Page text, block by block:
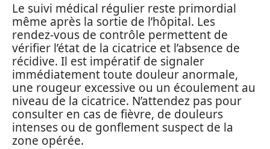
Le suivi médical régulier reste primordial
même après la sortie de l’hôpital. Les
rendez-vous de contrôle permettent de
vérifier l’état de la cicatrice et l’absence de
récidive. Il est impératif de signaler
immédiatement toute douleur anormale,
une rougeur excessive ou un écoulement au
niveau de la cicatrice. N’attendez pas pour
consulter en cas de fièvre, de douleurs
intenses ou de gonflement suspect de la
zone opérée.